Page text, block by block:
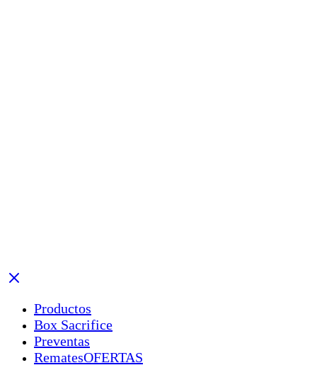
Productos
Box Sacrifice
Preventas
RematesOFERTAS